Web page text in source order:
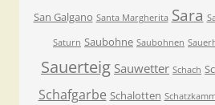
San Galgano Santa Margherita Sara
Saturn Saubohne Saubohnen
Sauerteig Sauwetter Schach
Schafgarbe Schalotten